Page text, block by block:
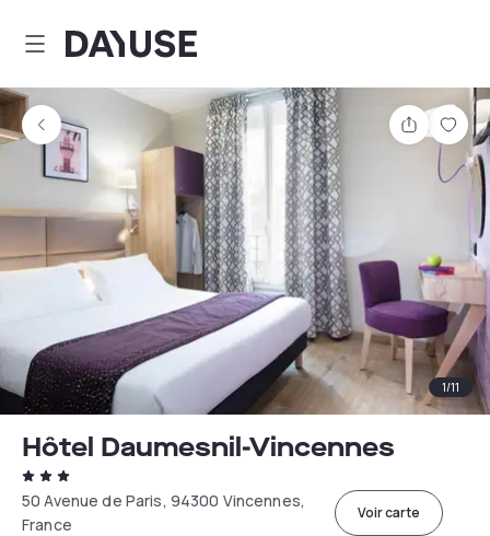
Dayuse
Partager
1/11
Hôtel Daumesnil-Vincennes
50 Avenue de Paris, 94300 Vincennes,
France
Voir carte